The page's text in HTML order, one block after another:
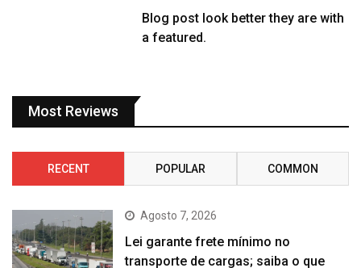
Blog post look better they are with
a featured.
Most Reviews
RECENT POPULAR COMMON
Agosto 7, 2026
Lei garante frete mínimo no
transporte de cargas; saiba o que